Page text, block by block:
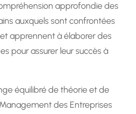
approfondie des
auxquels sont confrontées
apprennent à élaborer des
pour assurer leur succès à
équilibré de théorie et de
des Entreprises